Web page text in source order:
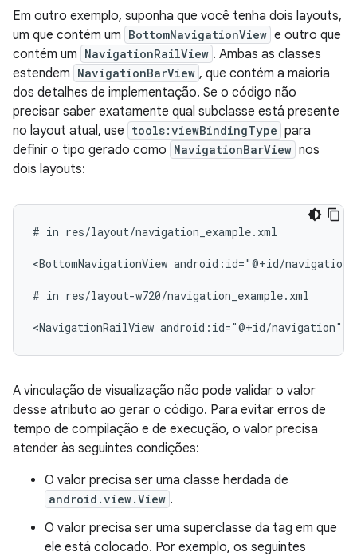
Em outro exemplo, suponha que você tenha dois layouts,
um que contém um BottomNavigationView e outro que
contém um NavigationRailView . Ambas as classes
estendem NavigationBarView , que contém a maioria
dos detalhes de implementação. Se o código não
precisar saber exatamente qual subclasse está presente
no layout atual, use tools:viewBindingType para
definir o tipo gerado como NavigationBarView nos
dois layouts:
# in res/layout/navigation_example.xml
<BottomNavigationView android:id="@+id/navigation"
# in res/layout-w720/navigation_example.xml
<NavigationRailView android:id="@+id/navigation"
A vinculação de visualização não pode validar o valor
desse atributo ao gerar o código. Para evitar erros de
tempo de compilação e de execução, o valor precisa
atender às seguintes condições:
O valor precisa ser uma classe herdada de
android.view.View .
O valor precisa ser uma superclasse da tag em que
ele está colocado. Por exemplo, os seguintes